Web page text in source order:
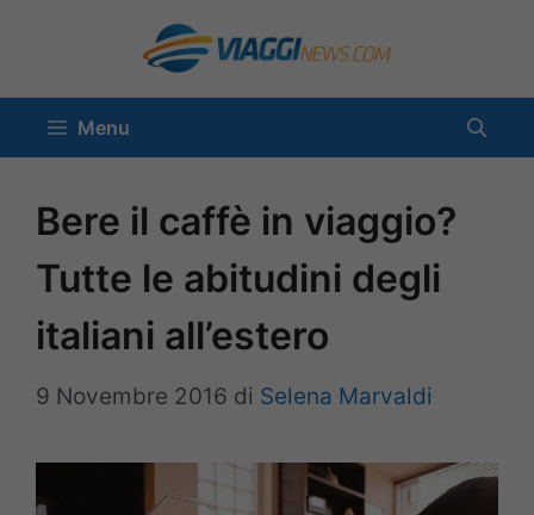
contenuto
Menu
Bere il caffè in viaggio?
Tutte le abitudini degli
italiani all’estero
9 Novembre 2016 di Selena Marvaldi